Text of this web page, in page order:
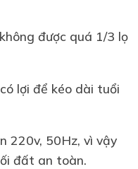
được quá 1/3 lọ
lợi để kéo dài tuổi
220v, 50Hz, vì vậy
đất an toàn.